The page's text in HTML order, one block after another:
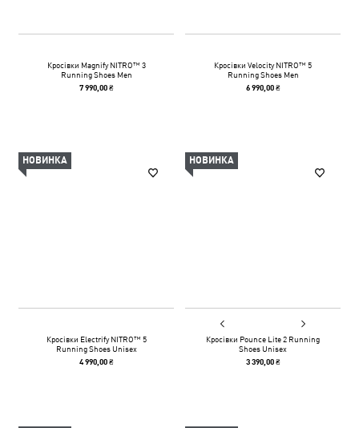
Кросівки Magnify NITRO™ 3
Running Shoes Men
7 990,00 ₴
Кросівки Velocity NITRO™ 5
Running Shoes Men
6 990,00 ₴
НОВИНКА
Кросівки Electrify NITRO™ 5
Running Shoes Unisex
4 990,00 ₴
НОВИНКА
Кросівки Pounce Lite 2 Running
Shoes Unisex
3 390,00 ₴